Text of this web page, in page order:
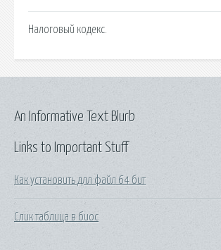
Налоговый кодекс.
Links to Important Stuff
Как установить длл файл 64 бит
Слик таблица в биос
An Informative Text Blurb